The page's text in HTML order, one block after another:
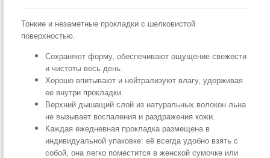
Тонкие и незаметные прокладки с шелковистой
поверхностью.
Сохраняют форму, обеспечивают ощущение свежести
и чистоты весь день.
Хорошо впитывают и нейтрализуют влагу, удерживая
ее внутри прокладки.
Верхний дышащий слой из натуральных волокон льна
не вызывает воспаления и раздражения кожи.
Каждая ежедневная прокладка размещена в
индивидуальной упаковке: её всегда удобно взять с
собой, она легко поместится в женской сумочке или